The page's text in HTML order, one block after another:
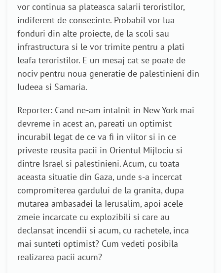
vor continua sa plateasca salarii teroristilor,
indiferent de consecinte. Probabil vor lua
fonduri din alte proiecte, de la scoli sau
infrastructura si le vor trimite pentru a plati
leafa teroristilor. E un mesaj cat se poate de
nociv pentru noua generatie de palestinieni din
Iudeea si Samaria.
Reporter: Cand ne-am intalnit in New York mai
devreme in acest an, pareati un optimist
incurabil legat de ce va fi in viitor si in ce
priveste reusita pacii in Orientul Mijlociu si
dintre Israel si palestinieni. Acum, cu toata
aceasta situatie din Gaza, unde s-a incercat
compromiterea gardului de la granita, dupa
mutarea ambasadei la Ierusalim, apoi acele
zmeie incarcate cu explozibili si care au
declansat incendii si acum, cu rachetele, inca
mai sunteti optimist? Cum vedeti posibila
realizarea pacii acum?